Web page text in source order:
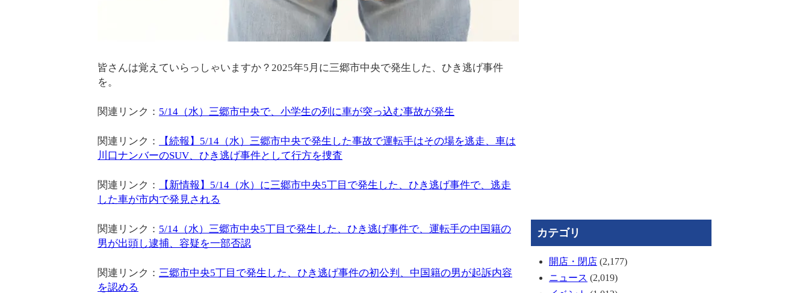
皆さんは覚えていらっしゃいますか？2025年5月に三郷市中央で発生した、ひき逃げ事件
を。
関連リンク： 5/14（水）三郷市中央で、小学生の列に車が突っ込む事故が発生
関連リンク：
【続報】5/14（水）三郷市中央で発生した事故で運転手はその場を逃走、車は
川口ナンバーのSUV、ひき逃げ事件として行方を捜査
関連リンク：
【新情報】5/14（水）に三郷市中央5丁目で発生した、ひき逃げ事件で、逃走
した車が市内で発見される
関連リンク： 5/14（水）三郷市中央5丁目で発生した、ひき逃げ事件で、運転手の中国籍の
男が出頭し逮捕、容疑を一部否認
関連リンク： 三郷市中央5丁目で発生した、ひき逃げ事件の初公判、中国籍の男が起訴内容
を認める
カテゴリ
開店・閉店 (2,177)
ニュース (2,019)